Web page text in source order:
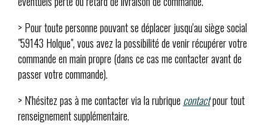
> Pour toute personne pouvant se déplacer jusqu'au siège social
"59143 Holque", vous avez la possibilité de venir récupérer votre
commande en main propre (dans ce cas me contacter avant de
passer votre commande).
> N'hésitez pas à me contacter via la rubrique contactpour tout
renseignement supplémentaire.